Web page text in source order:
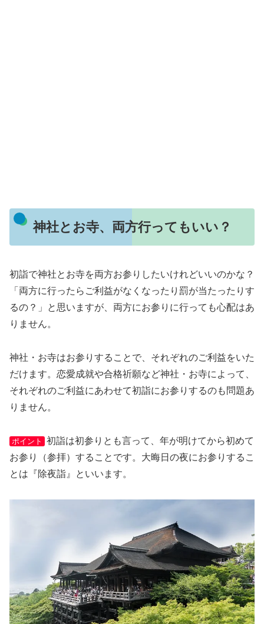
神社とお寺、両方行ってもいい？
初詣で神社とお寺を両方お参りしたいけれどいいのかな？
「両方に行ったらご利益がなくなったり罰が当たったりす
るの？」と思いますが、両方にお参りに行っても心配はあ
りません。
神社・お寺はお参りすることで、それぞれのご利益をいた
だけます。恋愛成就や合格祈願など神社・お寺によって、
それぞれのご利益にあわせて初詣にお参りするのも問題あ
りません。
ポイント
初詣は初参りとも言って、年が明けてから初めて
お参り（参拝）することです。大晦日の夜にお参りするこ
とは『除夜詣』といいます。